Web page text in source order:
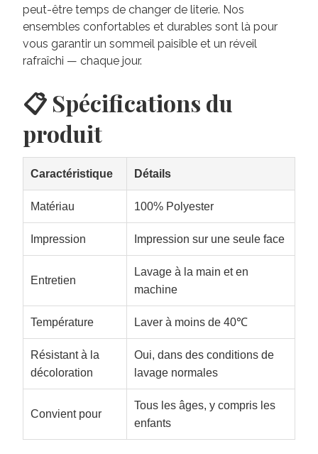
peut-être temps de changer de literie. Nos
ensembles confortables et durables sont là pour
vous garantir un sommeil paisible et un réveil
rafraîchi — chaque jour.
📋 Spécifications du
produit
Caractéristique Détails
Matériau 100% Polyester
Impression Impression sur une seule face
Entretien
Lavage à la main et en
machine
Température Laver à moins de 40℃
Résistant à la
décoloration
Oui, dans des conditions de
lavage normales
Convient pour
Tous les âges, y compris les
enfants